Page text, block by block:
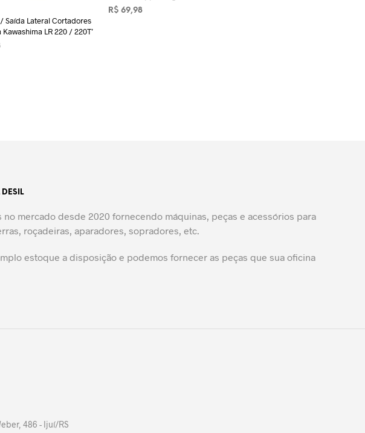
Saída Lateral Cortadores
LR 220 / 220T’
R$ 69,98
no mercado desde 2020 fornecendo máquinas, peças e acessórios para
roçadeiras, aparadores, sopradores, etc.
estoque a disposição e podemos fornecer as peças que sua oficina
486 - Ijuí/RS